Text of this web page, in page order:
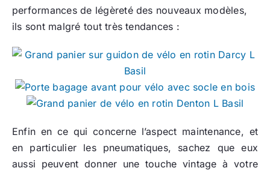
performances de légèreté des nouveaux modèles,
ils sont malgré tout très tendances :
Enfin en ce qui concerne l’aspect maintenance, et
en particulier les pneumatiques, sachez que eux
aussi peuvent donner une touche vintage à votre